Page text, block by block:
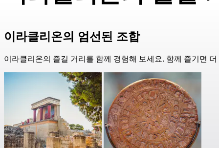
이라클리온의 엄선된 조합
이라클리온의 즐길 거리를 함께 경험해 보세요. 함께 즐기면